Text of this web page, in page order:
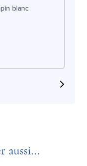
blanc
aussi...